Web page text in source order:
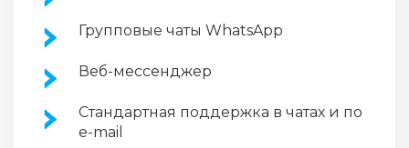
Групповые чаты WhatsApp
Веб-мессенджер
Стандартная поддержка в чатах и по
e-mail